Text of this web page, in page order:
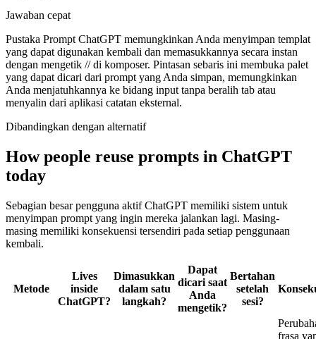
Jawaban cepat
Pustaka Prompt ChatGPT memungkinkan Anda menyimpan templat
yang dapat digunakan kembali dan memasukkannya secara instan
dengan mengetik // di komposer. Pintasan sebaris ini membuka palet
yang dapat dicari dari prompt yang Anda simpan, memungkinkan
Anda menjatuhkannya ke bidang input tanpa beralih tab atau
menyalin dari aplikasi catatan eksternal.
Dibandingkan dengan alternatif
How people reuse prompts in ChatGPT
today
Sebagian besar pengguna aktif ChatGPT memiliki sistem untuk
menyimpan prompt yang ingin mereka jalankan lagi. Masing-
masing memiliki konsekuensi tersendiri pada setiap penggunaan
kembali.
Metode
Lives
inside
ChatGPT?
Dimasukkan
dalam satu
langkah?
Dapat
dicari saat
Anda
mengetik?
Bertahan
setelah
sesi?
frasa